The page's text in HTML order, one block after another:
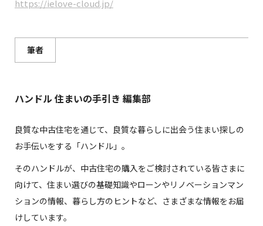
https://ielove-cloud.jp/
筆者
ハンドル 住まいの手引き 編集部
良質な中古住宅を通じて、良質な暮らしに出会う住まい探しの
お手伝いをする「ハンドル」。
そのハンドルが、中古住宅の購入をご検討されている皆さまに
向けて、住まい選びの基礎知識やローンやリノベーションマン
ションの情報、暮らし方のヒントなど、さまざまな情報をお届
けしています。